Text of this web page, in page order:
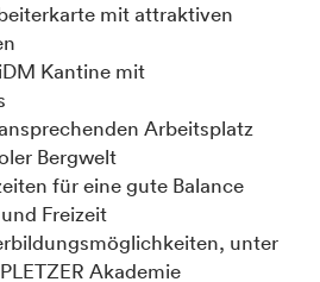
mit attraktiven
Kantine mit
Arbeitsplatz
Bergwelt
für eine gute Balance
Freizeit
unter
Akademie